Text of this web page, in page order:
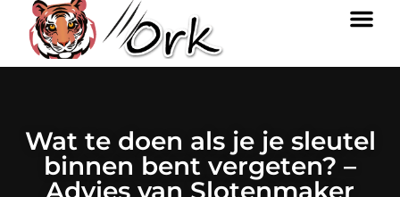
Wat te doen als je je sleutel
binnen bent vergeten? –
Advies van Slotenmaker